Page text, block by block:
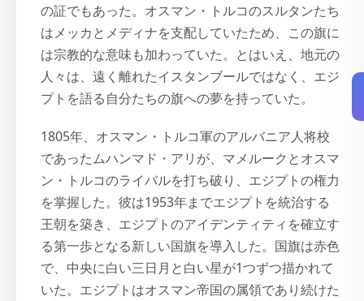
の証でもあった。オスマン・トルコのスルタンたち
はメッカとメディナを支配していたため、この旗に
は宗教的な意味も加わっていた。とはいえ、地元の
人々は、遠く離れたイスタンブールではなく、エジ
プトを語る自分たちの旗への夢を持っていた。
1805年、オスマン・トルコ軍のアルバニア人将校
であったムハンマド・アリが、マメルークとオスマ
ン・トルコのライバルを打ち破り、エジプトの権力
を掌握した。彼は1953年までエジプトを統治する
王朝を築き、エジプトのアイデンティティを確立す
る第一歩となる新しい国旗を導入した。国旗は赤色
で、中央に白い三日月と白い星が1つずつ描かれて
いた。エジプトはオスマン帝国の属領であり続けた